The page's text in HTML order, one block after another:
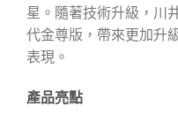
星。隨著技術升級，川
代金尊版，帶來更加升
表現。
產品亮點